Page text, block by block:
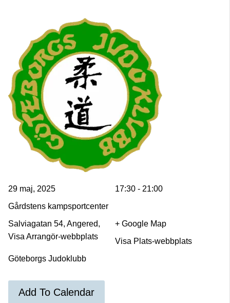
29 maj, 2025
17:30 - 21:00
Gårdstens kampsportcenter
Salviagatan 54, Angered,
+ Google Map
Visa Plats-webbplats
Göteborgs Judoklubb
Visa Arrangör-webbplats
Add To Calendar